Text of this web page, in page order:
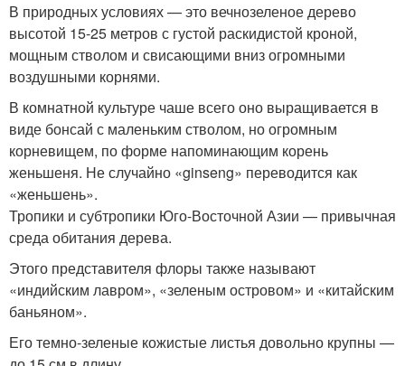
В природных условиях — это вечнозеленое дерево
высотой 15-25 метров с густой раскидистой кроной,
мощным стволом и свисающими вниз огромными
воздушными корнями.
В комнатной культуре чаше всего оно выращивается в
виде бонсай с маленьким стволом, но огромным
корневищем, по форме напоминающим корень
женьшеня. Не случайно «ginseng» переводится как
«женьшень».
Тропики и субтропики Юго-Восточной Азии — привычная
среда обитания дерева.
Этого представителя флоры также называют
«индийским лавром», «зеленым островом» и «китайским
баньяном».
Его темно-зеленые кожистые листья довольно крупны —